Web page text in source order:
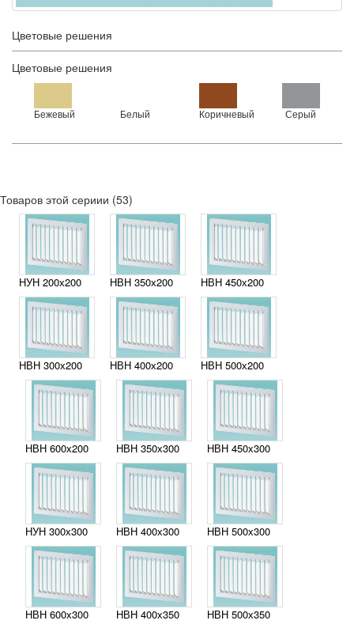
Цветовые решения
Цветовые решения
Бежевый Белый Коричневый Серый
Товаров этой сериии (53)
НУН 200х200
НВН 300х200
НВН 350х200
НВН 400х200
НВН 450х200
НВН 500х200
НВН 600х200
НУН 300х300
НВН 350х300
НВН 400х300
НВН 450х300
НВН 500х300
НВН 600х300 НВН 400х350 НВН 500х350